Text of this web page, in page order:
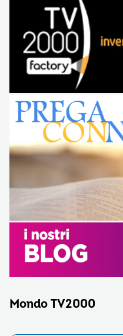
Mondo TV2000